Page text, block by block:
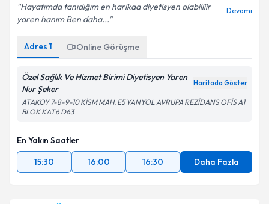
Kişisel verilerimin işlenmesine ilişkin
kapsamda işlenmesini kabul ediyorum.
Takvim Talebini Gönder
Hayatımda tanıdığım en harikaa diyetisyen olabiliiir
yaren hanım Ben daha...
Devamı
Adres 1 Online Görüşme
Özel Sağlık Ve Hizmet Birimi Diyetisyen Yaren
Nur Şeker
Haritada Göster
ATAKOY 7-8-9-10 KİSM MAH. E5 YANYOL AVRUPA REZİDANS OFİS A1
BLOK KAT6 D63
En Yakın Saatler
15:30
16:00 16:30 Daha Fazla